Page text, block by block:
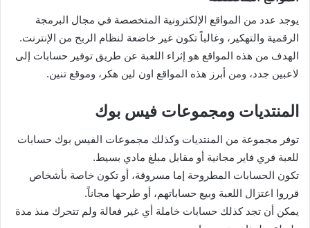
يوجد عدد من المواقع الإلكترونية المتخصصة في مجال البرمجة
الرقمية والتهكير، وغالباً تكون غير خاضعة لنظام الربح من الإنترنت.
الهدف من هذه المواقع هو إثراء اللعبة عن طريق توفير حسابات إلى
لاعبين جدد، ومن أبرز هذه المواقع اون لين هكر، وموقع تنين.
المنتديات ومجموعات فيس بوك
توفر مجموعة من المنتديات وكذلك مجموعات الفيس بوك حسابات
للعبة فري فاير مجانية أو مقابل مبلغ مادي بسيط.
تكون الحسابات المطروحة إما مسروقة، أو تكون خاصة بأشخاص
قرروا اعتزال اللعبة وبيع حساباتهم، أو طرحها مجاناً.
يمكن أن تجد كذلك حسابات خاملة أي غير فعالة ولم تتحرك منذ مدة